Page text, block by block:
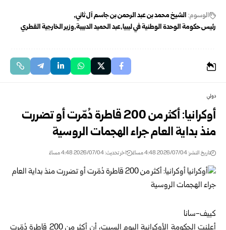
الوسوم: الشيخ محمد بن عبد الرحمن بن جاسم آل ثاني
رئيس حكومة الوحدة الوطنية في ليبيا عبد الحميد الدبيبة وزير الخارجية القطري
دولي
أوكرانيا: أكثر من 200 قاطرة دُمّرت أو تضررت
منذ بداية العام جراء الهجمات الروسية
تاريخ النشر: 2026/07/04 4:48 مساءً اخر تحديث: 2026/07/04 4:48 مساءً
كييف-سانا